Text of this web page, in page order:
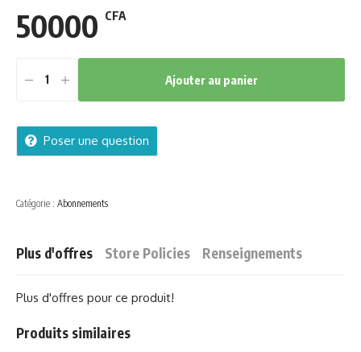
50000 CFA
Abonnement
quantity
Ajouter au panier
Poser une question
Catégorie : Abonnements
Plus d'offres Store Policies Renseignements
Plus d'offres pour ce produit!
Produits similaires